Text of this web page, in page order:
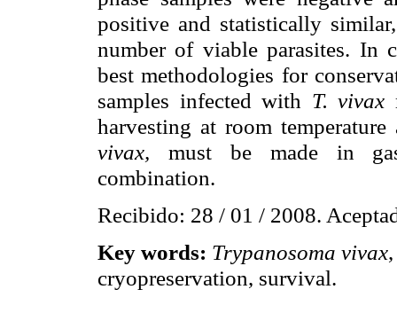
positive and statistically
number of viable parasites. In
best methodologies for
samples infected with T.vivax
harvesting at room
vivax, must be made in
combination.
Recibido: 28 / 01 / 2008.
Key words: Trypanosoma vivax
cryopreservation, survival.